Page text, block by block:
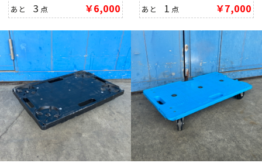
あと3 点 ￥6,000
あと 1 点 ￥7,000